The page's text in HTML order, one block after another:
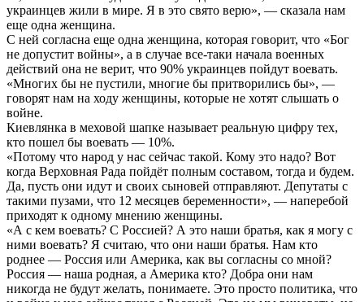
украинцев жили в мире. Я в это свято верю», — сказала нам
еще одна женщина.
С ней согласна еще одна женщина, которая говорит, что «Бог
не допустит войны», а в случае все-таки начала военных
действий она не верит, что 90% украинцев пойдут воевать.
«Многих бы не пустили, многие бы притворились бы», —
говорят нам на ходу женщины, которые не хотят слышать о
войне.
Киевлянка в меховой шапке называет реальную цифру тех,
кто пошел бы воевать — 10%.
«Потому что народ у нас сейчас такой. Кому это надо? Вот
когда Верховная Рада пойдёт полным составом, тогда и будем.
Да, пусть они идут и своих сыновей отправляют. Депутаты с
такими пузами, что 12 месяцев беременности», — наперебой
приходят к одному мнению женщины.
«А с кем воевать? С Россией? А это наши братья, как я могу с
ними воевать? Я считаю, что они наши братья. Нам кто
роднее — Россия или Америка, как вы согласны со мной?
Россия — наша родная, а Америка кто? Добра они нам
никогда не будут желать, понимаете. Это просто политика, что